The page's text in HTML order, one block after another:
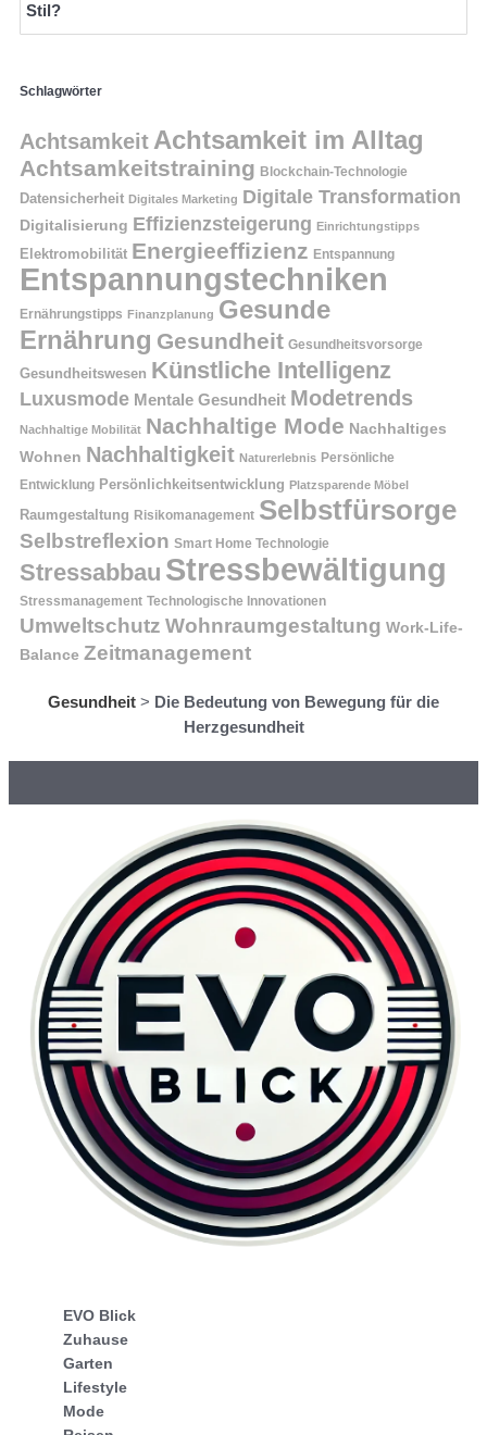
Stil?
Schlagwörter
Achtsamkeit Achtsamkeit im Alltag
Achtsamkeitstraining Blockchain-Technologie
Datensicherheit Digitales Marketing Digitale Transformation
Digitalisierung Effizienzsteigerung Einrichtungstipps
Elektromobilität Energieeffizienz Entspannung
Entspannungstechniken
Ernährungstipps Finanzplanung Gesunde
Ernährung Gesundheit Gesundheitsvorsorge
Gesundheitswesen Künstliche Intelligenz
Luxusmode Mentale Gesundheit Modetrends
Nachhaltige Mobilität Nachhaltige Mode Nachhaltiges
Wohnen Nachhaltigkeit Naturerlebnis Persönliche
Entwicklung Persönlichkeitsentwicklung Platzsparende Möbel
Raumgestaltung Risikomanagement Selbstfürsorge
Selbstreflexion Smart Home Technologie
Stressabbau Stressbewältigung
Stressmanagement Technologische Innovationen
Umweltschutz Wohnraumgestaltung Work-Life-
Balance Zeitmanagement
Gesundheit > Die Bedeutung von Bewegung für die
Herzgesundheit
EVO Blick
Zuhause
Garten
Lifestyle
Mode